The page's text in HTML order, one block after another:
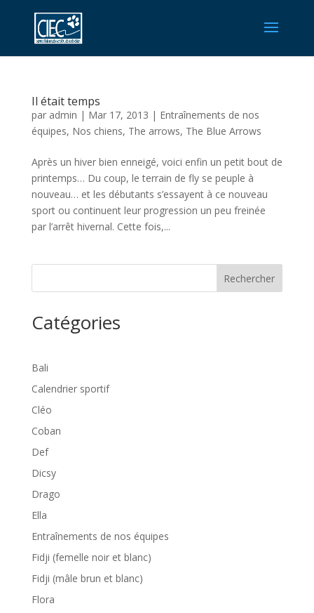
Il était temps
par admin | Mar 17, 2013 | Entraînements de nos
équipes, Nos chiens, The arrows, The Blue Arrows
Après un hiver bien enneigé, voici enfin un petit bout de
printemps… Du coup, le terrain de fly se peuple à
nouveau… et les débutants s’essayent à ce nouveau
sport ou continuent leur progression un peu freinée
par l’arrêt hivernal. Cette fois,...
Rechercher
Catégories
Bali
Calendrier sportif
Cléo
Coban
Def
Dicsy
Drago
Ella
Entraînements de nos équipes
Fidji (femelle noir et blanc)
Fidji (mâle brun et blanc)
Flora